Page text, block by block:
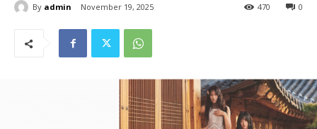
By admin November 19, 2025 0
470